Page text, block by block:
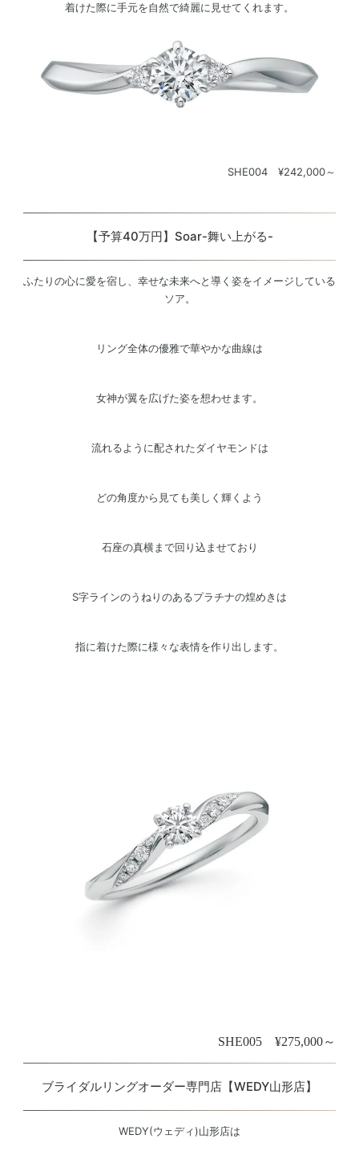
着けた際に手元を自然で綺麗に見せてくれます。
SHE004 ¥242,000～
【予算40万円】Soar-舞い上がる-
ふたりの心に愛を宿し、幸せな未来へと導く姿をイメージしている
ソア。
リング全体の優雅で華やかな曲線は
女神が翼を広げた姿を想わせます。
流れるように配されたダイヤモンドは
どの角度から見ても美しく輝くよう
石座の真横まで回り込ませており
S字ラインのうねりのあるプラチナの煌めきは
指に着けた際に様々な表情を作り出します。
SHE005 ¥275,000～
ブライダルリングオーダー専門店【WEDY山形店】
WEDY(ウェディ)山形店は